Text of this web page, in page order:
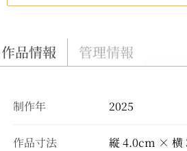
作品情報 管理情報
制作年 2025
作品寸法 縦 4.0cm × 横